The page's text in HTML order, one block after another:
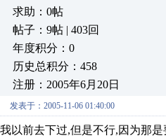
求助：0帖
帖子：9帖 | 403回
年度积分：0
历史总积分：458
注册：2005年6月20日
发表于：2005-11-06 01:40:00
我以前去下过,但是不行,因为那